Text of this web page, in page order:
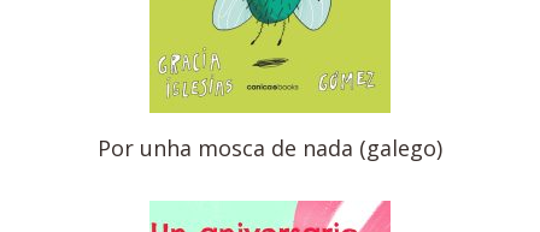
Por unha mosca de nada (galego)